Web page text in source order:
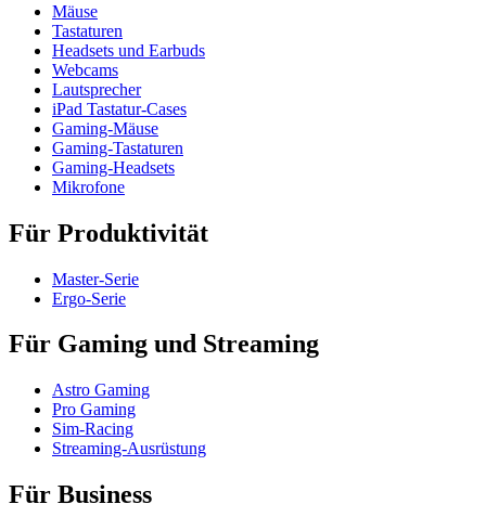
Mäuse
Tastaturen
Headsets und Earbuds
Webcams
Lautsprecher
iPad Tastatur-Cases
Gaming-Mäuse
Gaming-Tastaturen
Gaming-Headsets
Mikrofone
Für Produktivität
Master-Serie
Ergo-Serie
Für Gaming und Streaming
Astro Gaming
Pro Gaming
Sim-Racing
Streaming-Ausrüstung
Für Business